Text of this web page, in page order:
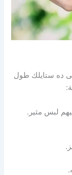
ده ستايلك طول
لبس مثير.